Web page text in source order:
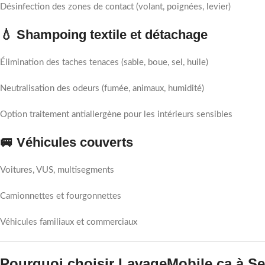
Désinfection des zones de contact (volant, poignées, levier)
💧 Shampoing textile et détachage
Élimination des taches tenaces (sable, boue, sel, huile)
Neutralisation des odeurs (fumée, animaux, humidité)
Option traitement antiallergène pour les intérieurs sensibles
🚐 Véhicules couverts
Voitures, VUS, multisegments
Camionnettes et fourgonnettes
Véhicules familiaux et commerciaux